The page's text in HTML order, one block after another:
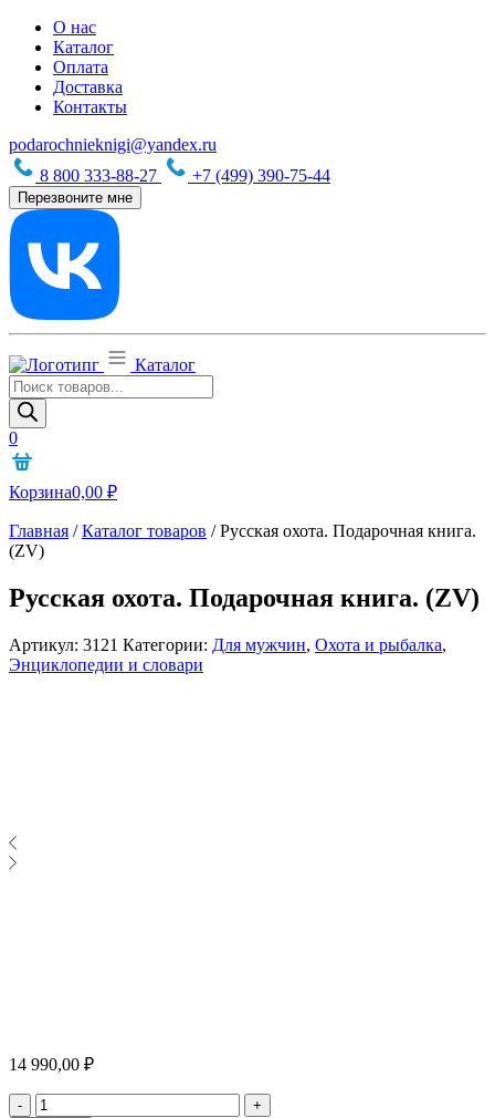
О нас
Каталог
Оплата
Доставка
Контакты
podarochnieknigi@yandex.ru
8 800 333-88-27
+7 (499) 390-75-44
Перезвоните мне
Каталог
Поиск
товаров
0
Корзина0,00 ₽
Главная /Каталог товаров /Русская охота. Подарочная книга.
(ZV)
Русская охота. Подарочная книга. (ZV)
Артикул: 3121 Категории: Для мужчин, Охота и рыбалка,
Энциклопедии и словари
14 990,00 ₽
- Количество
+